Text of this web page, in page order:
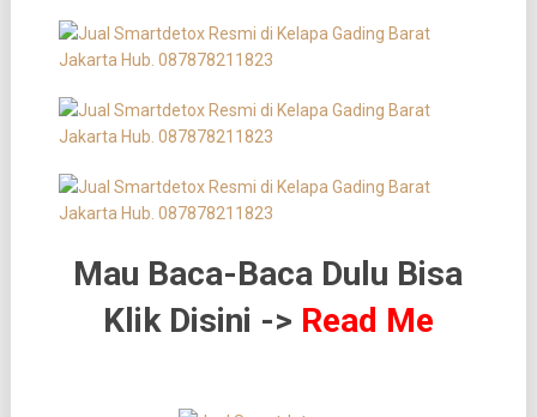
Mau Baca-Baca Dulu Bisa
Klik Disini -> Read Me